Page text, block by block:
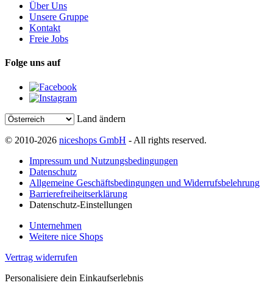
Über Uns
Unsere Gruppe
Kontakt
Freie Jobs
Folge uns auf
Land ändern
© 2010-2026 niceshops GmbH - All rights reserved.
Impressum und Nutzungsbedingungen
Datenschutz
Allgemeine Geschäftsbedingungen und Widerrufsbelehrung
Barrierefreiheitserklärung
Datenschutz-Einstellungen
Unternehmen
Weitere nice Shops
Vertrag widerrufen
Personalisiere dein Einkaufserlebnis